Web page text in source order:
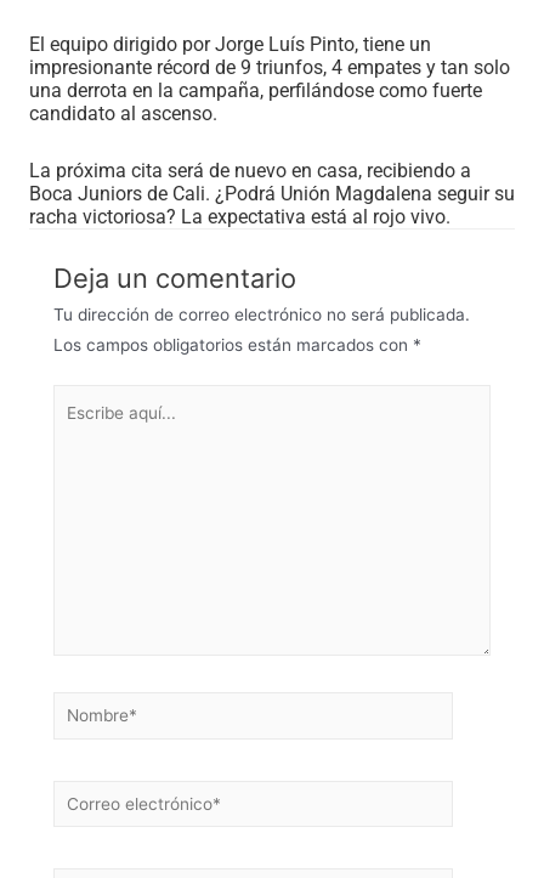
El equipo dirigido por Jorge Luís Pinto, tiene un
impresionante récord de 9 triunfos, 4 empates y tan solo
una derrota en la campaña, perfilándose como fuerte
candidato al ascenso.
La próxima cita será de nuevo en casa, recibiendo a
Boca Juniors de Cali. ¿Podrá Unión Magdalena seguir su
racha victoriosa? La expectativa está al rojo vivo.
Deja un comentario
Tu dirección de correo electrónico no será publicada.
Los campos obligatorios están marcados con *